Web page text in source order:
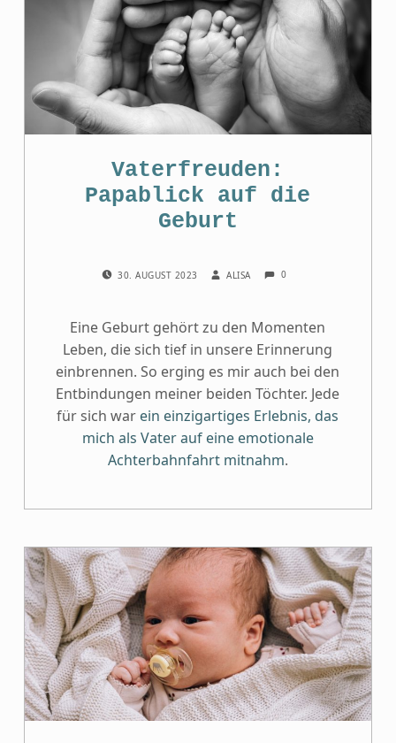
Vaterfreuden:
Papablick auf die
Geburt
30. AUGUST 2023 ALISA 0
Eine Geburt gehört zu den Momenten
Leben, die sich tief in unsere Erinnerung
einbrennen. So erging es mir auch bei den
Entbindungen meiner beiden Töchter. Jede
für sich war ein einzigartiges Erlebnis, das
mich als Vater auf eine emotionale
Achterbahnfahrt mitnahm.